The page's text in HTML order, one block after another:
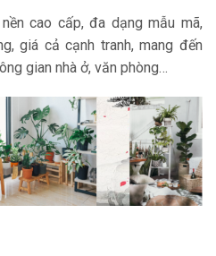
cao cấp, đa dạng mẫu mã,
giá cả cạnh tranh, mang đến
gian nhà ở, văn phòng…